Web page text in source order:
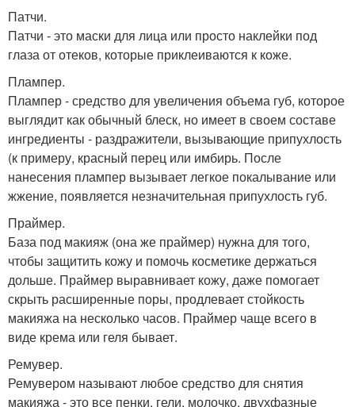
Патчи.
Патчи - это маски для лица или просто наклейки под
глаза от отеков, которые приклеиваются к коже.
Плампер.
Плампер - средство для увеличения объема губ, которое
выглядит как обычный блеск, но имеет в своем составе
ингредиенты - раздражители, вызывающие припухлость
(к примеру, красный перец или имбирь. После
нанесения плампер вызывает легкое покалывание или
жжение, появляется незначительная припухлость губ.
Праймер.
База под макияж (она же праймер) нужна для того,
чтобы защитить кожу и помочь косметике держаться
дольше. Праймер выравнивает кожу, даже помогает
скрыть расширенные поры, продлевает стойкость
макияжа на несколько часов. Праймер чаще всего в
виде крема или геля бывает.
Ремувер.
Ремувером называют любое средство для снятия
макияжа - это все пенки, гели, молочко, двухфазные